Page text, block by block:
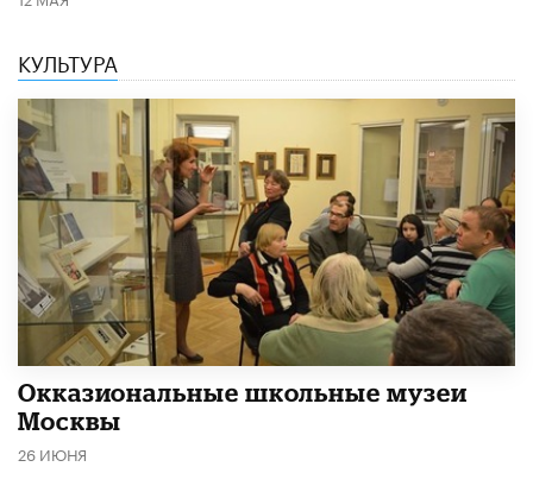
КУЛЬТУРА
​Окказиональные школьные музеи
Москвы
26 ИЮНЯ